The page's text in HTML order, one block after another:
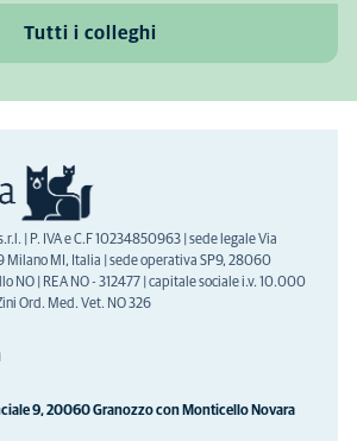
Tutti i colleghi
| P. IVA e C.F 10234850963 | sede legale Via
Milano MI, Italia | sede operativa SP9, 28060
NO | REA NO - 312477 | capitale sociale i.v. 10.000
Ord. Med. Vet. NO 326
9, 20060 Granozzo con Monticello Novara